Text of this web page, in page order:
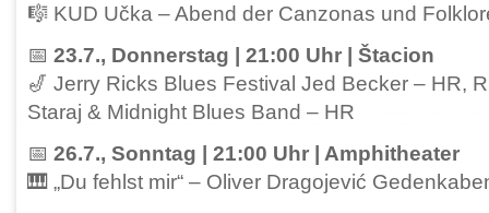
🎼 KUD Učka – Abend der Canzonas und
📅 23.7., Donnerstag | 21:00 Uhr | Štacion
🎷 Jerry Ricks Blues Festival Jed Becker – HR,
Staraj & Midnight Blues Band – HR
📅 26.7., Sonntag | 21:00 Uhr | Amphitheater
🎹 „Du fehlst mir“ – Oliver Dragojević